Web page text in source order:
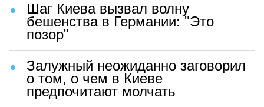
Шаг Киева вызвал волну
бешенства в Германии: "Это
позор"
Залужный неожиданно заговорил
о том, о чем в Киеве
предпочитают молчать